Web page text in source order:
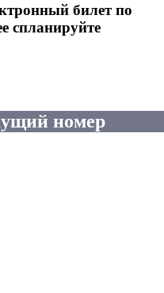
билет по
спланируйте
номер